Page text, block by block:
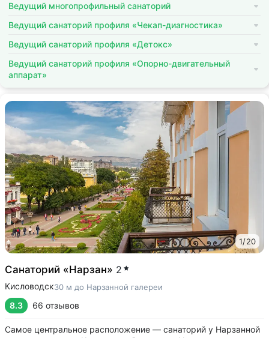
Ведущий многопрофильный санаторий
Ведущий санаторий профиля «Чекап-диагностика»
Ведущий санаторий профиля «Детокс»
Ведущий санаторий профиля «Опорно-двигательный
аппарат»
1/20
Санаторий «Нарзан» 2
Кисловодск30 м до Нарзанной галереи
8.3 66 отзывов
Самое центральное расположение — санаторий у Нарзанной